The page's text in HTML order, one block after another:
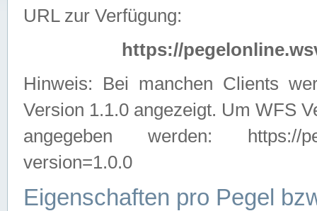
URL zur Verfügung:
https://
Hinweis: Bei manchen Clients
Version 1.1.0 angezeigt. Um WFS
angegeben werden: https://
version=1.0.0
Eigenschaften pro Pegel